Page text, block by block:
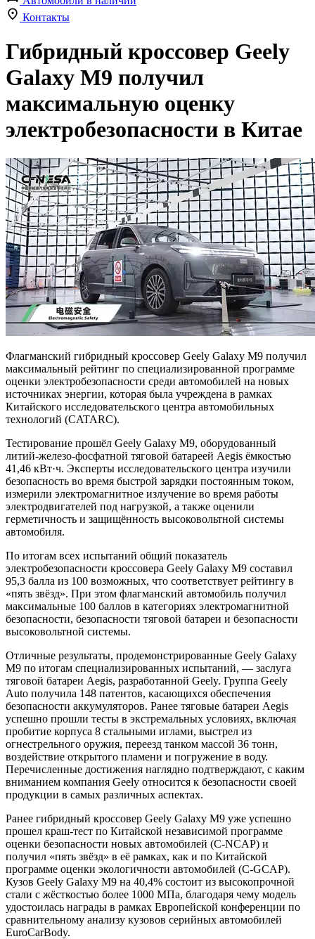
Контакты
Гибридный кроссовер Geely
Galaxy M9 получил
максимальную оценку
электробезопасности в Китае
Флагманский гибридный кроссовер Geely Galaxy M9 получил
максимальный рейтинг по специализированной программе
оценки электробезопасности среди автомобилей на новых
источниках энергии, которая была учреждена в рамках
Китайского исследовательского центра автомобильных
технологий (CATARC).
Тестирование прошёл Geely Galaxy M9, оборудованный
литий-железо-фосфатной тяговой батареей Aegis ёмкостью
41,46 кВт·ч. Эксперты исследовательского центра изучили
безопасность во время быстрой зарядки постоянным током,
измерили электромагнитное излучение во время работы
электродвигателей под нагрузкой, а также оценили
герметичность и защищённость высоковольтной системы
автомобиля.
По итогам всех испытаний общий показатель
электробезопасности кроссовера Geely Galaxy M9 составил
95,3 балла из 100 возможных, что соответствует рейтингу в
«пять звёзд». При этом флагманский автомобиль получил
максимальные 100 баллов в категориях электромагнитной
безопасности, безопасности тяговой батареи и безопасности
высоковольтной системы.
Отличные результаты, продемонстрированные Geely Galaxy
M9 по итогам специализированных испытаний, — заслуга
тяговой батареи Aegis, разработанной Geely. Группа Geely
Auto получила 148 патентов, касающихся обеспечения
безопасности аккумуляторов. Ранее тяговые батареи Aegis
успешно прошли тесты в экстремальных условиях, включая
пробитие корпуса 8 стальными иглами, выстрел из
огнестрельного оружия, переезд танком массой 36 тонн,
воздействие открытого пламени и погружение в воду.
Перечисленные достижения наглядно подтверждают, с каким
вниманием компания Geely относится к безопасности своей
продукции в самых различных аспектах.
Ранее гибридный кроссовер Geely Galaxy M9 уже успешно
прошел краш-тест по Китайской независимой программе
оценки безопасности новых автомобилей (C-NCAP) и
получил «пять звёзд» в её рамках, как и по Китайской
программе оценки экологичности автомобилей (C-GCAP).
Кузов Geely Galaxy M9 на 40,4% состоит из высокопрочной
стали с жёсткостью более 1000 МПа, благодаря чему модель
удостоилась награды в рамках Европейской конференции по
сравнительному анализу кузовов серийных автомобилей
EuroCarBody.